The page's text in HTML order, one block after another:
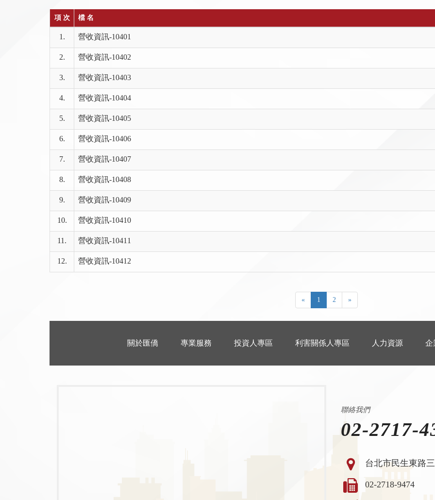
項 次 檔 名
1. 營收資訊-10401
2. 營收資訊-10402
3. 營收資訊-10403
4. 營收資訊-10404
5. 營收資訊-10405
6. 營收資訊-10406
7. 營收資訊-10407
8. 營收資訊-10408
9. 營收資訊-10409
10. 營收資訊-10410
11. 營收資訊-10411
12. 營收資訊-10412
« 1 2 »
關於匯僑 專業服務 投資人專區 利害關係人專區 人力資源 企
聯絡我們
02-2717-
台北市民生東路
02-2718-9474